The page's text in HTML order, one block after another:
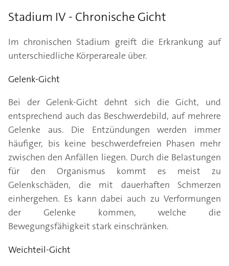
Stadium IV - Chronische Gicht
Im chronischen Stadium greift die Erkrankung auf
unterschiedliche Körperareale über.
Gelenk-Gicht
Bei der Gelenk-Gicht dehnt sich die Gicht, und
entsprechend auch das Beschwerdebild, auf mehrere
Gelenke aus. Die Entzündungen werden immer
häufiger, bis keine beschwerdefreien Phasen mehr
zwischen den Anfällen liegen. Durch die Belastungen
für den Organismus kommt es meist zu
Gelenkschäden, die mit dauerhaften Schmerzen
einhergehen. Es kann dabei auch zu Verformungen
der Gelenke kommen, welche die
Bewegungsfähigkeit stark einschränken.
Weichteil-Gicht